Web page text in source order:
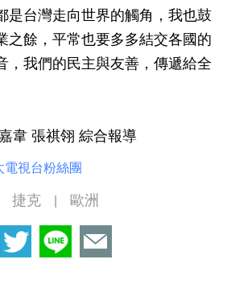
是台灣走向世界的觸角，我也鼓
之餘，平常也要多多結交各國的
，我們的民主與友善，傳遞給全
韋 張祺翎 綜合報導
電視台粉絲團
捷克 歐洲